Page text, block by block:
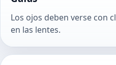
Los ojos deben verse con
en las lentes.